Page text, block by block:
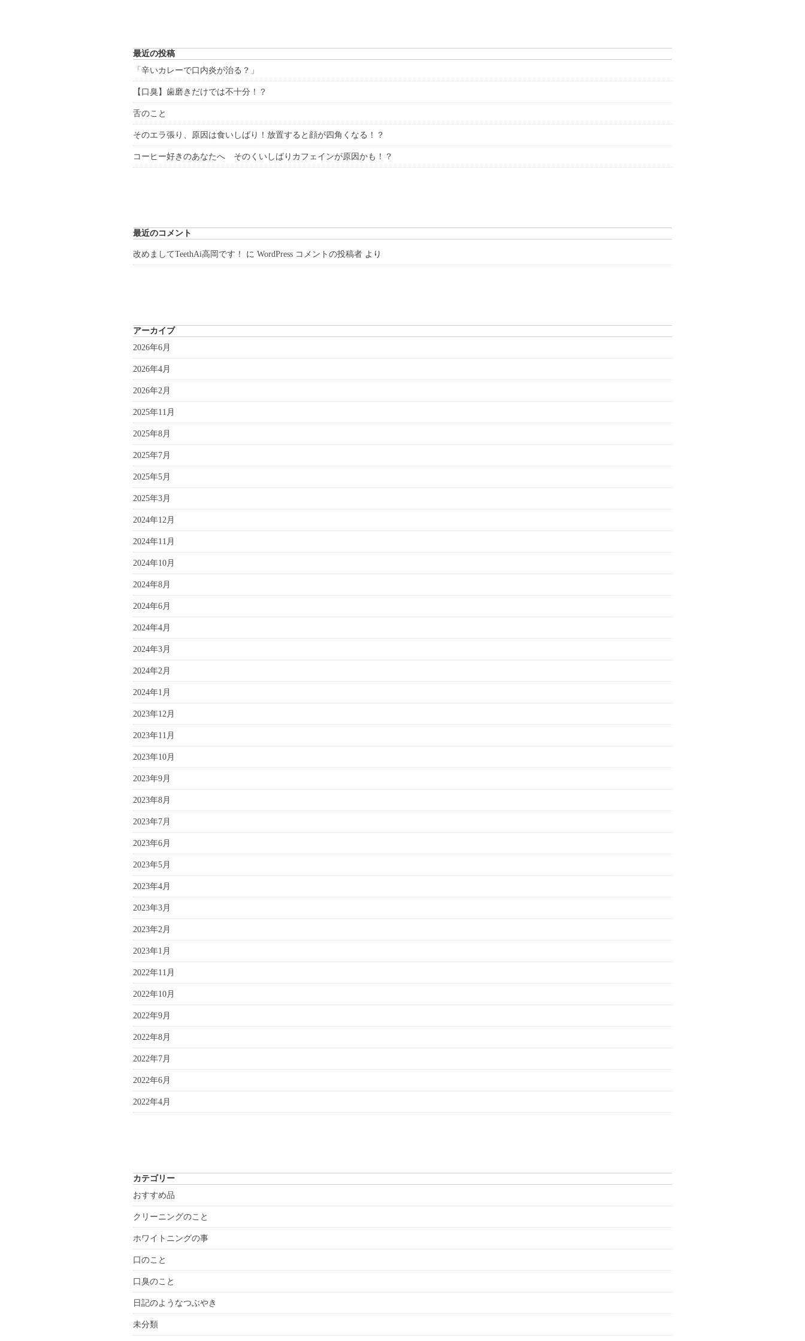
最近の投稿
「辛いカレーで口内炎が治る？」
【口臭】歯磨きだけでは不十分！？
舌のこと
そのエラ張り、原因は食いしばり！放置すると顔が四角くなる！？
コーヒー好きのあなたへ そのくいしばりカフェインが原因かも！？
最近のコメント
改めましてTeethAi高岡です！ に WordPress コメントの投稿者 より
アーカイブ
2026年6月
2026年4月
2026年2月
2025年11月
2025年8月
2025年7月
2025年5月
2025年3月
2024年12月
2024年11月
2024年10月
2024年8月
2024年6月
2024年4月
2024年3月
2024年2月
2024年1月
2023年12月
2023年11月
2023年10月
2023年9月
2023年8月
2023年7月
2023年6月
2023年5月
2023年4月
2023年3月
2023年2月
2023年1月
2022年11月
2022年10月
2022年9月
2022年8月
2022年7月
2022年6月
2022年4月
カテゴリー
おすすめ品
クリーニングのこと
ホワイトニングの事
口のこと
口臭のこと
日記のようなつぶやき
未分類